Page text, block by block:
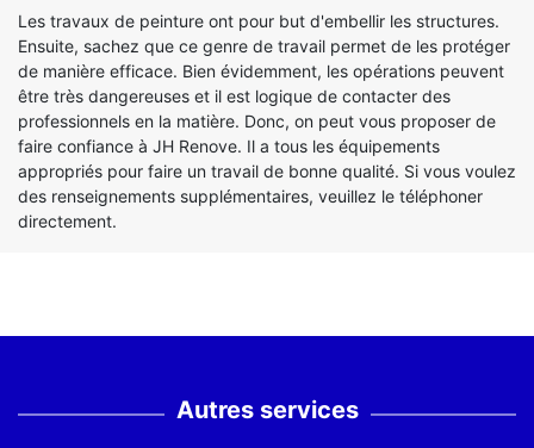
Les travaux de peinture ont pour but d'embellir les structures.
Ensuite, sachez que ce genre de travail permet de les protéger
de manière efficace. Bien évidemment, les opérations peuvent
être très dangereuses et il est logique de contacter des
professionnels en la matière. Donc, on peut vous proposer de
faire confiance à JH Renove. Il a tous les équipements
appropriés pour faire un travail de bonne qualité. Si vous voulez
des renseignements supplémentaires, veuillez le téléphoner
directement.
Autres services